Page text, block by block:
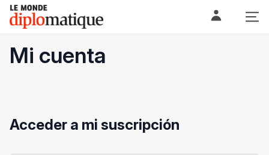
Skip
content
Le monde diplomatique
Mi cuenta
Acceder a mi suscripción